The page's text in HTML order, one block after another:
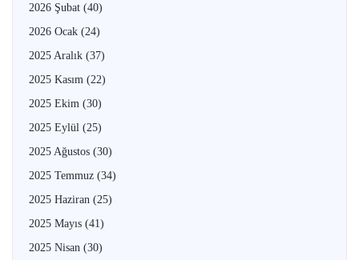
2026 Şubat (40)
2026 Ocak (24)
2025 Aralık (37)
2025 Kasım (22)
2025 Ekim (30)
2025 Eylül (25)
2025 Ağustos (30)
2025 Temmuz (34)
2025 Haziran (25)
2025 Mayıs (41)
2025 Nisan (30)